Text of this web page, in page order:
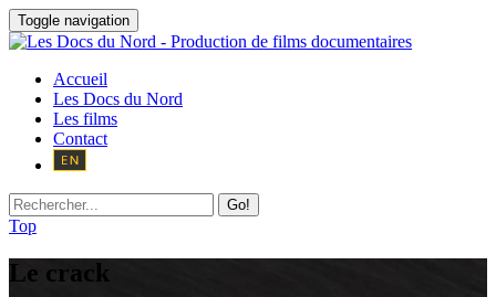
Toggle navigation
Accueil
Les Docs du Nord
Les films
Contact
Go!
Top
Le crack